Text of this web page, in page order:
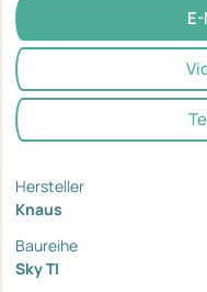
Hersteller
Knaus
Baureihe
Sky TI